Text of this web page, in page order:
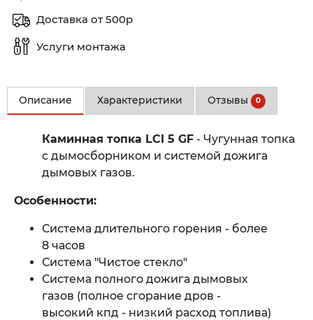
Доставка от 500р
Услуги монтажа
Описание Характеристики Отзывы 0
Каминная топка LCI 5 GF - Чугунная топка
с дымосборником и системой дожига
дымовых газов.
Особенности:
Система длительного горения - более
8 часов
Система "Чистое стекло"
Система полного дожига дымовых
газов (полное сгорание дров -
высокий кпд - низкий расход топлива)